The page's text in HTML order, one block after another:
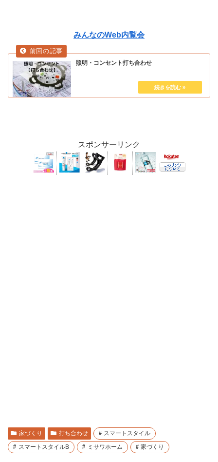
みんなのWeb内覧会
照明・コンセント打ち合わせ
スポンサーリンク
家づくり 打ち合わせ
スマートスタイル
スマートスタイルB
ミサワホーム 家づくり